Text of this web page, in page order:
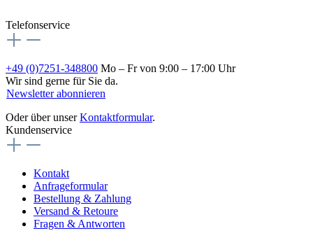
Telefonservice
+49 (0)7251-348800 Mo – Fr von 9:00 – 17:00 Uhr
Wir sind gerne für Sie da.
Newsletter abonnieren
Oder über unserKontaktformular.
Kundenservice
Kontakt
Anfrageformular
Bestellung & Zahlung
Versand & Retoure
Fragen & Antworten